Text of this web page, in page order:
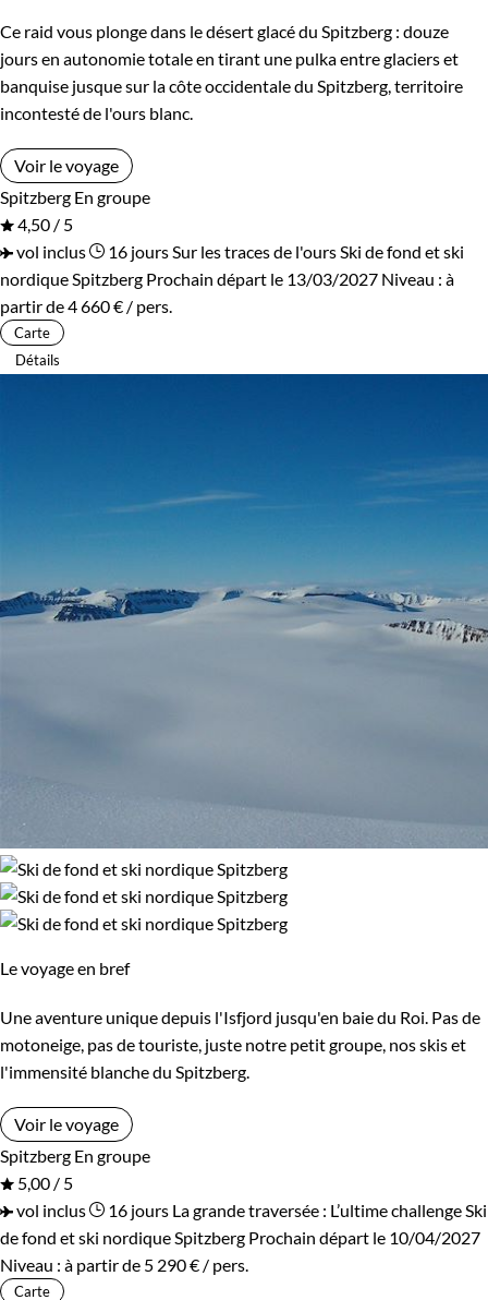
Ce raid vous plonge dans le désert glacé du Spitzberg : douze
jours en autonomie totale en tirant une pulka entre glaciers et
banquise jusque sur la côte occidentale du Spitzberg, territoire
incontesté de l'ours blanc.
Voir le voyage
Spitzberg En groupe
4,50 / 5
vol inclus
16 jours Sur les traces de l'ours Ski de fond et ski
nordique Spitzberg Prochain départ le 13/03/2027 Niveau : à
partir de4 660 € / pers.
Carte
Détails
Le voyage en bref
Une aventure unique depuis l'Isfjord jusqu'en baie du Roi. Pas de
motoneige, pas de touriste, juste notre petit groupe, nos skis et
l'immensité blanche du Spitzberg.
Voir le voyage
Spitzberg En groupe
5,00 / 5
vol inclus
16 jours La grande traversée : L’ultime challenge Ski
de fond et ski nordique Spitzberg Prochain départ le 10/04/2027
Niveau : à partir de 5 290 € / pers.
Carte